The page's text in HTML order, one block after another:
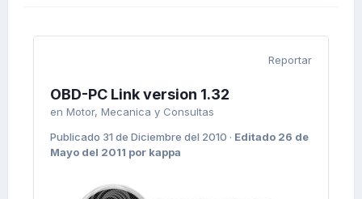
Reportar
OBD-PC Link version 1.32
en Motor, Mecanica y Consultas
Publicado 31 de Diciembre del 2010 · Editado 26 de
Mayo del 2011 por kappa